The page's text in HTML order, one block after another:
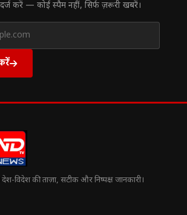
करें — कोई स्पैम नहीं, सिर्फ ज़रूरी खबरें।
विदेश की ताज़ा, सटीक और निष्पक्ष जानकारी।